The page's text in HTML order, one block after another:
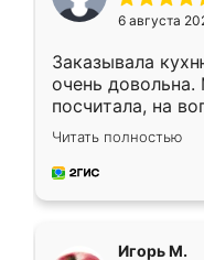
6 августа
Заказывала
очень
посчитала, на
Замерщик
делу со всей
за день, ребята
Читать полностью
Игорь М.